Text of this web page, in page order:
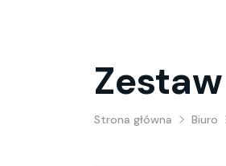
Strona główna Biuro